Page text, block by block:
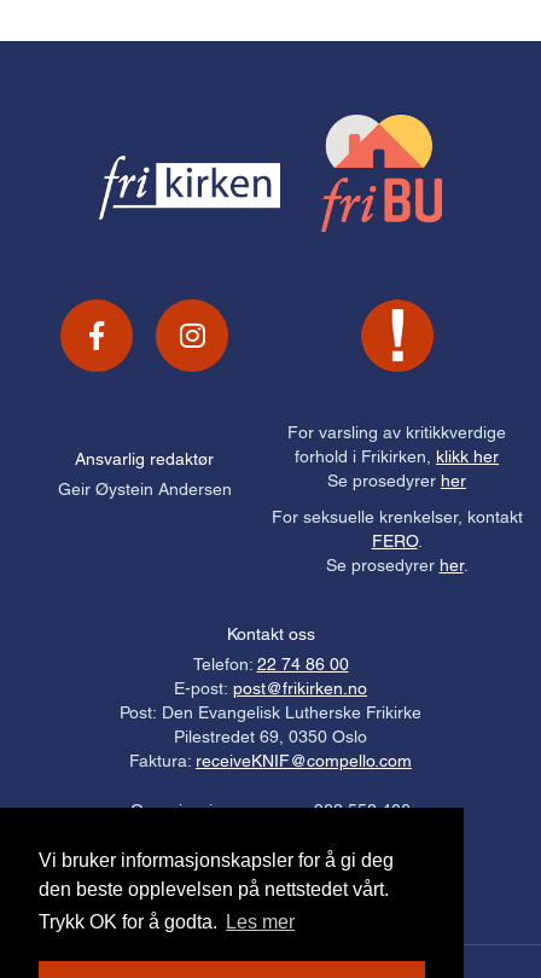
Vi bruker informasjonskapsler for å gi deg
den beste opplevelsen på nettstedet vårt.
Trykk OK for å godta.
Les mer
Kontakt oss
Telefon: 22 74 86 00
E-post: post@frikirken.no
Post: Den Evangelisk Lutherske Frikirke
Pilestredet 69, 0350 Oslo
Faktura: receiveKNIF@compello.com
Organisasjonsnummer: 963 558 406
Personvernerklæring.
Ansvarlig redaktør
Geir Øystein Andersen
For varsling av kritikkverdige
forhold i Frikirken, klikk her
Se prosedyrer her
For seksuelle krenkelser, kontakt
FERO.
Se prosedyrer her.